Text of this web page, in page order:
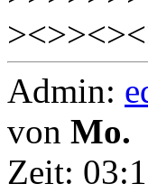
Admin:
von Mo.
Zeit: